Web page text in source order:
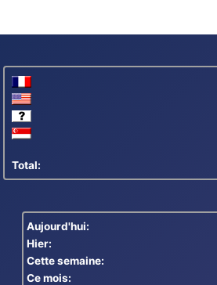
Total:
Aujourd'hui:
Hier:
Cette semaine:
Ce mois: